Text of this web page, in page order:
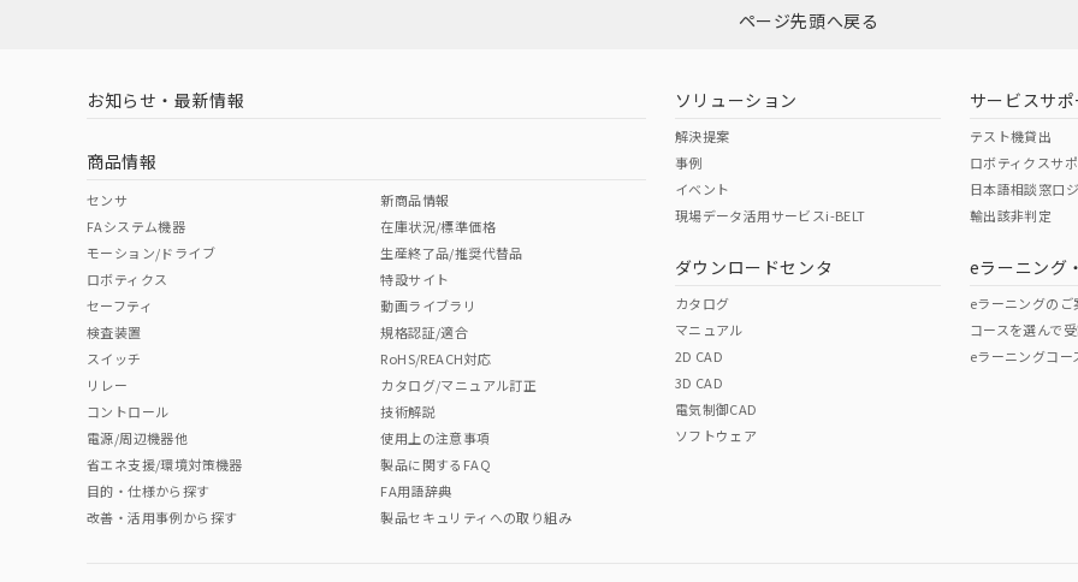
取りつけ穴加工図
ダウンロードはこちら
中国 RoHS 注意事項・凡例
中国 RoHS表
Pb Hg Cr(VI)
"対応済み"や非含有の記載がされた商品であっても、流通在庫等で未対応品が混在する可能性があります。
非含有品が必要な際は、弊社営業部門もしくは販売店へお問い合わせください。
（イギリス
（ノルウェー
（日本
（アメリカ
この製品の規格認証/適合
その他の認証はこちらのページからご
ページ先頭へ戻る
お知らせ・最新情報
商品情報
センサ
FAシステム機器
モーション/ドライブ
ロボティクス
セーフティ
検査装置
スイッチ
リレー
コントロール
電源/周辺機器他
省エネ支援/環境対策機器
目的・仕様から探す
改善・活用事例から探す
新商品情報
在庫状況/標準価格
生産終了品/推奨代替品
特設サイト
動画ライブラリ
規格認証/適合
RoHS/REACH対応
カタログ/マニュアル訂正
技術解説
使用上の注意事項
製品に関するFAQ
FA用語辞典
製品セキュリティへの取り組み
ソリューション
解決提案
事例
イベント
現場データ活用サービスi-BELT
ダウンロードセンタ
カタログ
マニュアル
2D CAD
3D CAD
電気制御CAD
ソフトウェア
サービスサポ
テスト機貸出
ロボティクスサ
日本語相談窓口
輸出該非判定
eラーニング
eラーニングのご
コースを選んで
eラーニングコー